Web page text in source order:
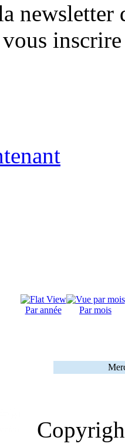
Par année Par mois